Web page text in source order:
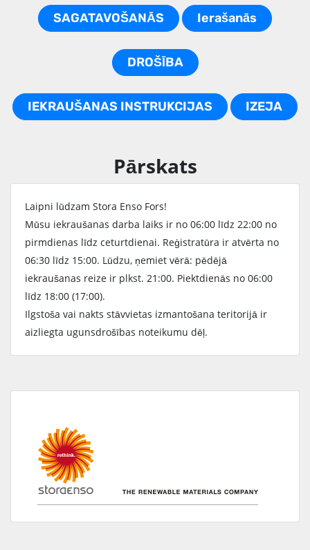
SAGATAVOŠANĀS Ierašanās
DROŠĪBA
IEKRAUŠANAS INSTRUKCIJAS IZEJA
Pārskats
Laipni lūdzam Stora Enso Fors!
Mūsu iekraušanas darba laiks ir no 06:00 līdz 22:00 no
pirmdienas līdz ceturtdienai. Reģistratūra ir atvērta no
06:30 līdz 15:00. Lūdzu, ņemiet vērā: pēdējā
iekraušanas reize ir plkst. 21:00. Piektdienās no 06:00
līdz 18:00 (17:00).
Ilgstoša vai nakts stāvvietas izmantošana teritorijā ir
aizliegta ugunsdrošības noteikumu dēļ.